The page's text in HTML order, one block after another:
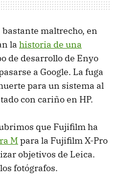
bastante maltrecho, en
la historia de una
de desarrollo de Enyo
a Google. La fuga
para un sistema al
con cariño en HP.
que Fujifilm ha
M para la Fujifilm X-Pro
objetivos de Leica.
fotógrafos.